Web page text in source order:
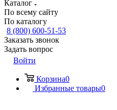
Каталог
По всему сайту
По каталогу
8 (800) 600-51-53
Заказать звонок
Задать вопрос
Войти
Корзина0
Избранные товары0